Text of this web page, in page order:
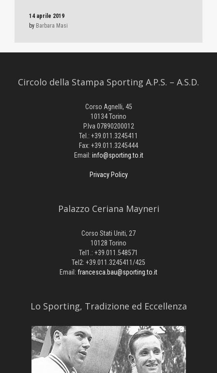
14 aprile 2019
by Barbara Masi
Circolo della Stampa Sporting A.P.S. – A.S.D.
Corso Agnelli, 45
10134 Torino
P.Iva 07890200012
Tel.: +39.011.3245411
Fax: +39.011.3245444
Email: info@sporting.to.it
Privacy Policy
Palazzo Ceriana Mayneri
Corso Stati Uniti, 27
10128 Torino
Tel1.: +39.011.548571
Tel2: +39.011.3245411/425
Email: francesca.bau@sporting.to.it
​Lo Sporting, Tradizione ed Eccellenza